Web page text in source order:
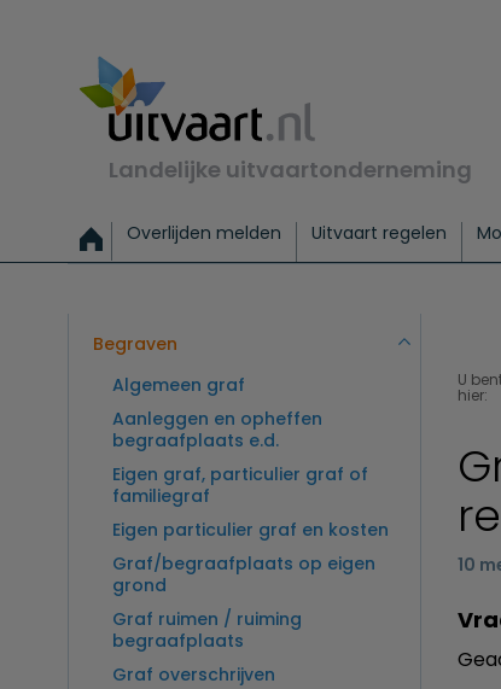
Landelijke uitvaartonderneming
Overlijden melden Uitvaart regelen
Exclusieve uitvaart Begrafenis Basis
Begraven
Algemeen graf
Aanleggen en opheffen
begraafplaats e.d.
Eigen graf, particulier graf of
familiegraf
Eigen particulier graf en kosten
Graf/begraafplaats op eigen
grond
Graf ruimen / ruiming
begraafplaats
Graf overschrijven
U
hier:
10